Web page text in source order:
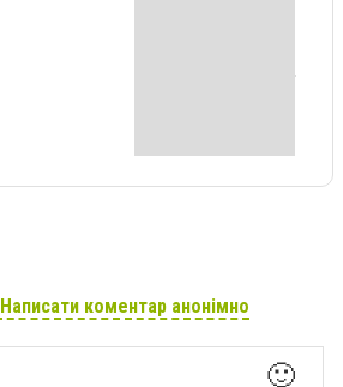
Написати коментар анонімно
🙂